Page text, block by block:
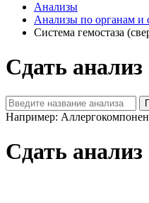
Анализы
Анализы по органам и
Система гемостаза
Сдать
Например:
Сдать